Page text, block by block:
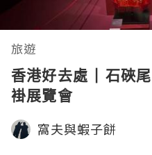
旅遊
香港好去處 | 石硤
褂展覽會
窩夫與蝦子餅